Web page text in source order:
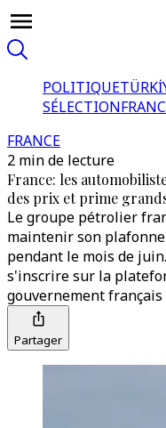
POLITIQUE
SÉLECTION
FRANCE
2 min de lecture
France: les
des prix et prime
Le groupe pétrolier
maintenir son
pendant le mois de
s'inscrire sur la
gouvernement
Partager